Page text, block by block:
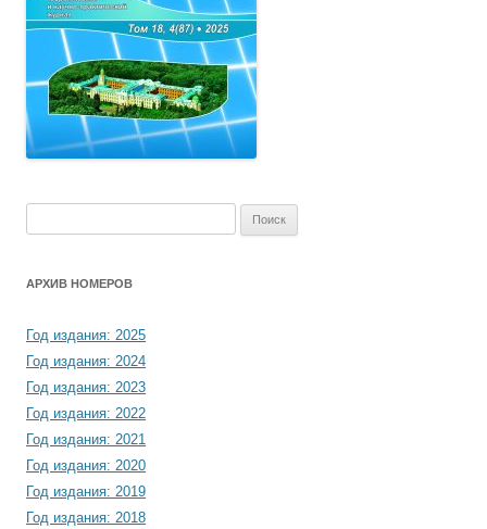
АРХИВ НОМЕРОВ
Год издания: 2025
Год издания: 2024
Год издания: 2023
Год издания: 2022
Год издания: 2021
Год издания: 2020
Год издания: 2019
Год издания: 2018